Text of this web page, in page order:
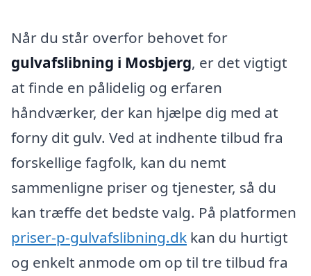
Når du står overfor behovet for
gulvafslibning i Mosbjerg, er det vigtigt
at finde en pålidelig og erfaren
håndværker, der kan hjælpe dig med at
forny dit gulv. Ved at indhente tilbud fra
forskellige fagfolk, kan du nemt
sammenligne priser og tjenester, så du
kan træffe det bedste valg. På platformen
priser-p-gulvafslibning.dk kan du hurtigt
og enkelt anmode om op til tre tilbud fra